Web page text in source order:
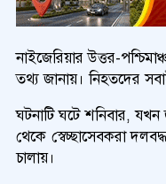
নাইজেরিয়ার উত্তর-
তথ্য জানায়। নিহতদের
ঘটনাটি ঘটে শনিবার,
থেকে স্বেচ্ছাসেবকরা
চালায়।